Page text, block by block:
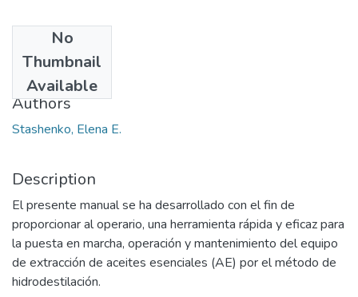
No
Thumbnail
Available
2015
Authors
Stashenko, Elena E.
Description
El presente manual se ha desarrollado con el fin de
proporcionar al operario, una herramienta rápida y eficaz para
la puesta en marcha, operación y mantenimiento del equipo
de extracción de aceites esenciales (AE) por el método de
hidrodestilación.